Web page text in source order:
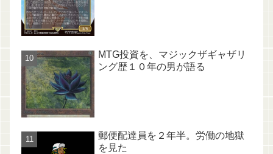
MTG投資を、マジックザギャザリ
ング歴１０年の男が語る
郵便配達員を２年半。労働の地獄
を見た